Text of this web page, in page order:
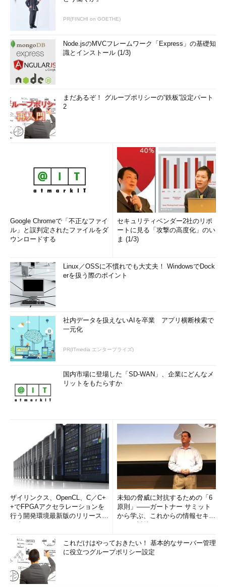
PR(FINCHI on GOETHE)
Node.jsのMVCフレームワーク「Express」の基礎知
識とインストール (1/3)
まだあるぞ！ グループポリシーの“鉄板”設定パート
2
Google Chromeで「不正なファイ
ル」と誤判定されたファイルをダ
ウンロードする
セキュリティベンダー2社のリポ
ートに見る「攻撃の高度化」のい
ま (1/3)
Linux／OSSに不慣れでも大丈夫！ WindowsでDock
erを扱う際のポイント
社内データを扱えないAIを卒業 アプリ横断検索で
一元化
PR(ITmedia エンタープライズ)
国内市場に登場した「SD-WAN」、企業にどんなメ
リットをもたらすか
ザイリンクス、OpenCL、C／C+
+でFPGAアクセラレーションを
行う開発環境最新版のリリースを
未知の脅威に対抗するための「6
原則」――ガートナー サミット
から学ぶ、これからの情報セキュ
これだけはやっておきたい！ 基本的なサーバー管理
に役立つグループポリシー設定